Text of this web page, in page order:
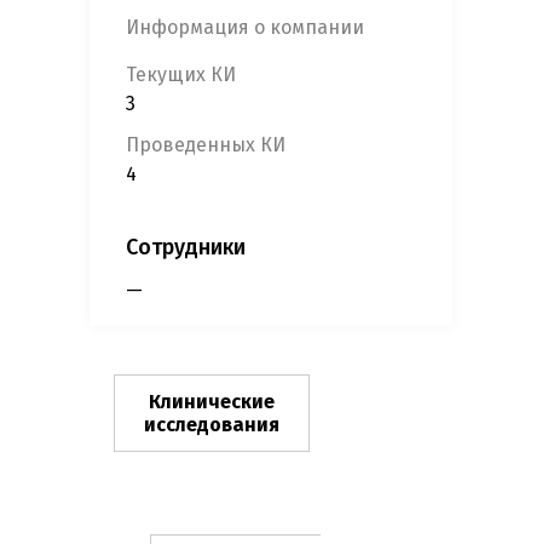
Информация о компании
Текущих КИ
3
Проведенных КИ
4
Сотрудники
—
Клинические
исследования